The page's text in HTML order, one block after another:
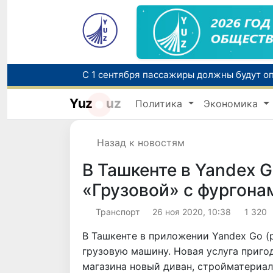
Yuz uz Политика Экономика
Назад к новостям
В Ташкенте в Yandex
«Грузовой» с
Транспорт 26 ноя 2020, 10:38 1 320
В Ташкенте в приложении Yandex Go
грузовую машину. Новая услуга
магазина новый диван,